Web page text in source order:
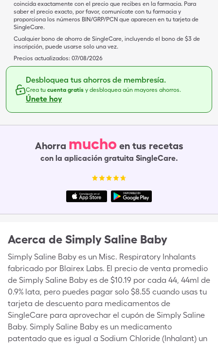
coincida exactamente con el precio que recibes en la farmacia. Para
saber el precio exacto, por favor, comunícate con tu farmacia y
proporciona los números BIN/GRP/PCN que aparecen en tu tarjeta de
SingleCare.
Cualquier bono de ahorro de SingleCare, incluyendo el bono de $3 de
inscripción, puede usarse solo una vez.
Precios actualizados: 07/08/2026
Desbloquea tus ahorros de membresía.
Crea tu cuenta gratis y desbloquea aún mayores ahorros.
Únete hoy
Ahorra mucho en tus recetas
con la aplicación gratuita SingleCare.
Acerca de Simply Saline Baby
Simply Saline Baby es un Misc. Respiratory Inhalants
fabricado por Blairex Labs. El precio de venta promedio
de Simply Saline Baby es de $10.19 por cada 44, 44ml de
0.9% lata, pero puedes pagar solo $8.55 cuando usas tu
tarjeta de descuento para medicamentos de
SingleCare para aprovechar el cupón de Simply Saline
Baby. Simply Saline Baby es un medicamento
patentado que es igual a Sodium Chloride (Inhalant) un